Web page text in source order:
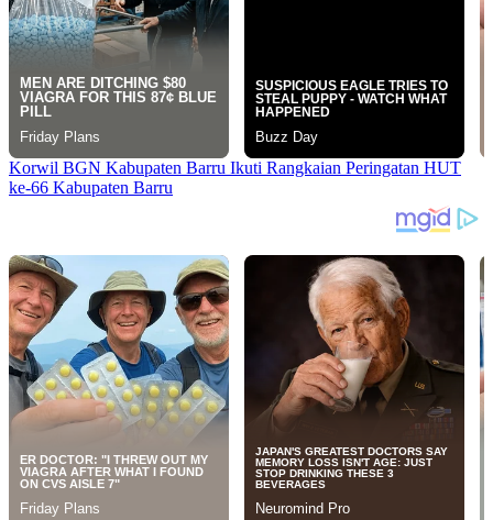
Korwil BGN Kabupaten Barru Ikuti Rangkaian Peringatan HUT
ke-66 Kabupaten Barru